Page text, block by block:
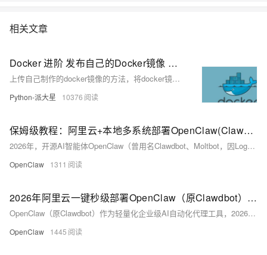
相关文章
Docker 进阶 发布自己的Docker镜像 将镜像上传到阿里云和Docker Hub
上传自己制作的docker镜像的方法，将docker镜像上传到Docker Hub，阿里云的两种方法，以及上传镜像时可能遇见的问题和解决办法，每一步的详解和上传镜像时的规范。
Python-派大星 10376
保姆级教程：阿里云+本地多系统部署OpenClaw(Clawdbot) 集成企业微信流程+百炼API配置指南
2026年，开源AI智能体OpenClaw（曾用名Clawdbot、Moltbot，因Logo酷似小龙虾被网友亲切称为“小龙虾”）持续成为企业数字化办公的核心工具，GitHub星标数量突破18.8万，其“自然语言驱动、插件化拓展、多端无缝集成”的核心优势，能够帮助企业将重复性工作流程自动化，大幅提升办公效率。企业微信作为国内普及率最高的办公协同平台，拥有完善的生态体系和庞大的用户基数，将OpenClaw与企业微信集成，可实现“员工在企业微信内通过简单对话，完成会议纪要生成、任务分配、数据查询、服务器运维等复杂操作”的闭环，无需学习新工具，真正打破信息孤岛，降本增效。
OpenClaw 1311
2026年阿里云一键秒级部署OpenClaw（原Clawdbot）教程 快速接入QQ、企微、飞书、钉钉等IM软件
OpenClaw（原Clawdbot）作为轻量化企业级AI自动化代理工具，2026年阿里云推出的“秒级一键部署”方案彻底颠覆了传统部署流程——无需手动配置环境、编译代码，仅需3步即可完成云端部署，同时新增对QQ、企业微信、飞书、钉钉等主流IM软件的原生适配，实现“AI指令在IM端下达，阿里云服务器执行自动化任务”的全链路提效。本文将完整拆解阿里云OpenClaw秒级部署全流程，并针对不同IM软件的接入逻辑、权限配置、调试方法给出详细指南，包含实操代码命令与跨平台适配技巧，帮助企业快速打通“AI能力+IM协作”的核心场景。
OpenClaw 1445